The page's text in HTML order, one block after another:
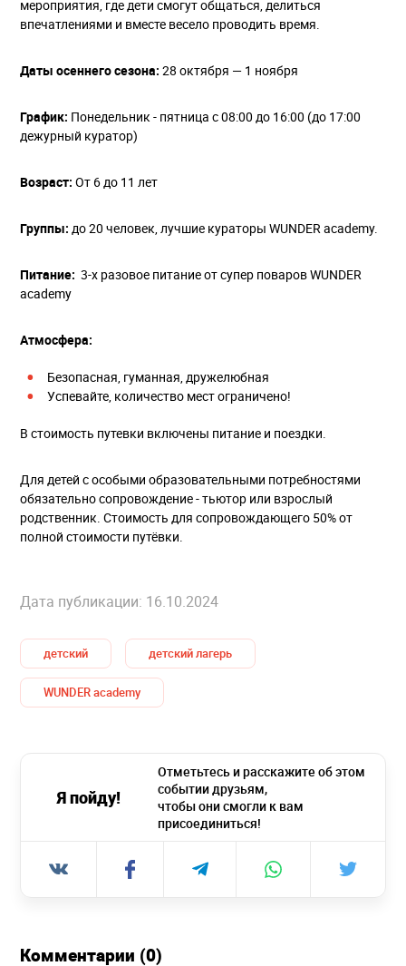
мероприятия, где дети смогут общаться, делиться
впечатлениями и вместе весело проводить время.
Даты осеннего сезона: 28 октября — 1 ноября
График: Понедельник - пятница с 08:00 до 16:00 (до 17:00
дежурный куратор)
Возраст: От 6 до 11 лет
Группы: до 20 человек, лучшие кураторы WUNDER academy.
Питание: 3-х разовое питание от супер поваров WUNDER
academy
Атмосфера:
Безопасная, гуманная, дружелюбная
Успевайте, количество мест ограничено!
В стоимость путевки включены питание и поездки.
Для детей с особыми образовательными потребностями
обязательно сопровождение - тьютор или взрослый
родственник. Стоимость для сопровождающего 50% от
полной стоимости путёвки.
Дата публикации: 16.10.2024
детский детский лагерь
WUNDER academy
Я пойду!
Отметьтесь и расскажите об этом
событии друзьям,
чтобы они смогли к вам
присоединиться!
Комментарии (0)